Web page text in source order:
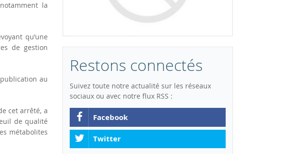
Restons connectés
Suivez toute notre actualité sur les réseaux
sociaux ou avec notre flux RSS :
Facebook
Twitter
la
qu’une
de gestion
au
cet arrêté, a
de qualité
métabolites